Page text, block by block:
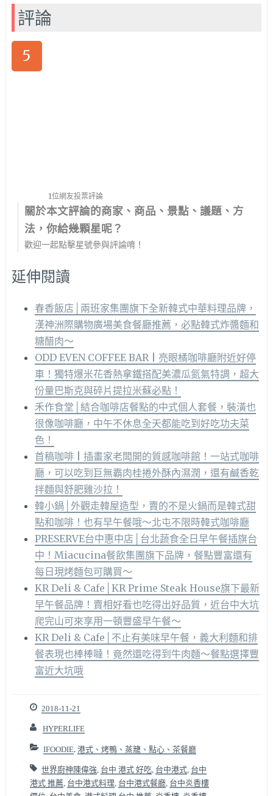
評論
5
1位網友投票評論
關於本文評論的商家、商品、景點、議題、方
法，你給幾顆星呢？
歡迎一起點擊星號參與評論唷！
延伸閱讀
春香飯店│兩班家集團旗下全新韓式中華料理品牌，
漢神洲際購物廣場美食餐廳推薦，必點韓式炸醬麵和
糖醋肉～
ODD EVEN COFFEE BAR | 亮眼橘咖啡廳附近好停
車！獨特爆米花香熱拿鐵搭配美濃瓜氮氣特調，超大
份量巴斯克與碎片提拉米蘇必點！
禾作食堂│結合咖啡店餐點的中式個人套餐，裝潢也
很像咖啡廳，中午不休息全天都能吃到好吃功夫菜
色！
首稿咖啡 | 插畫家老闆開的質感咖啡館！一站式咖啡
廳，可以吃到巨無霸肉桂捲外酥內濕潤，還有鹹香乾
拌麵與舒肥雞沙拉！
韓小鍋│外觀走韓屋造型，賣的不是火鍋而是韓式甜
點和咖啡！也有早午餐哦～北屯不限時韓式咖啡廳
PRESERVE台中惠中店│台北蔬食全日早午餐插旗台
中！Miacucina餐飲集團旗下品牌，餐點豐富還有
每日現烤麵包可購買～
KR Deli & Cafe│KR Prime Steak House旗下最新
早午餐品牌！賣相好看也吃得出好品質，近台中大坑
爬完山可來享用一頓豐盛早午餐～
KR Deli & Cafe│不止有美味早午餐，義大利麵和排
餐表現也棒棒噠！竟然還吃得到牛肉麵～餐點選擇豐
富近大坑哦
2018-11-21
HYPERLIFE
IFOODIE 港式、烤鴨、蒸籠、點心、茶餐廳
世界廚神陳偉強 台中 港式 好吃, 台中港式, 台中
港式 推薦, 台中港式料理 台中港式餐廳, 台中炎香樓